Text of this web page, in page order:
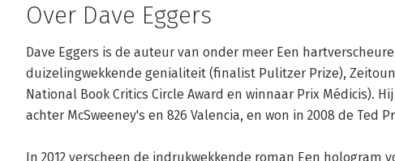
Over Dave Eggers
Dave Eggers is de auteur van onder meer Een
duizelingwekkende genialiteit (finalist Pulitzer Prize),
National Book Critics Circle Award en winnaar Prix Médicis).
achter McSweeney's en 826 Valencia, en won in 2008 de Ted
In 2012 verscheen de indrukwekkende roman Een hologram